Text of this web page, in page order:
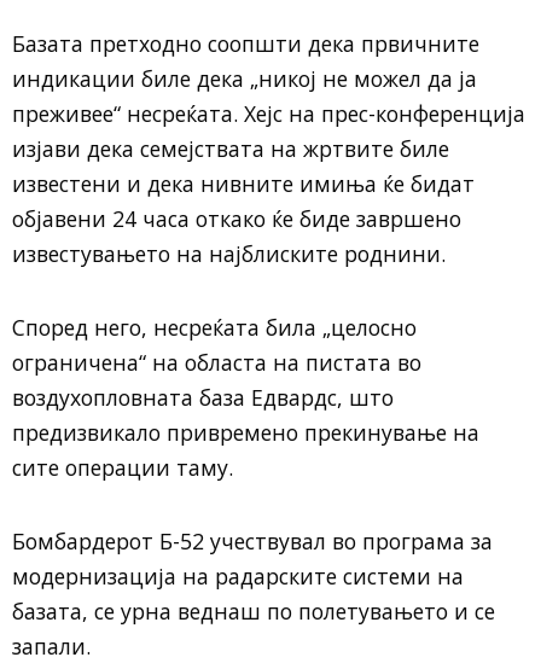
Базата претходно соопшти дека првичните
индикации биле дека „никој не можел да ја
преживее“ несреќата. Хејс на прес-конференција
изјави дека семејствата на жртвите биле
известени и дека нивните имиња ќе бидат
објавени 24 часа откако ќе биде завршено
известувањето на најблиските роднини.
Според него, несреќата била „целосно
ограничена“ на областа на пистата во
воздухопловната база Едвардс, што
предизвикало привремено прекинување на
сите операции таму.
Бомбардерот Б-52 учествувал во програма за
модернизација на радарските системи на
базата, се урна веднаш по полетувањето и се
запали.